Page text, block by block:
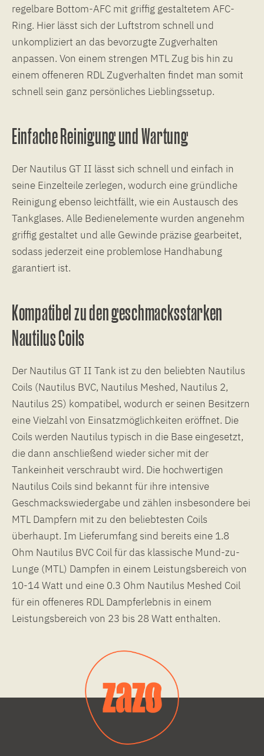
regelbare Bottom-AFC mit griffig gestaltetem AFC-
Ring. Hier lässt sich der Luftstrom schnell und
unkompliziert an das bevorzugte Zugverhalten
anpassen. Von einem strengen MTL Zug bis hin zu
einem offeneren RDL Zugverhalten findet man somit
schnell sein ganz persönliches Lieblingssetup.
Einfache Reinigung und Wartung
Der Nautilus GT II lässt sich schnell und einfach in
seine Einzelteile zerlegen, wodurch eine gründliche
Reinigung ebenso leichtfällt, wie ein Austausch des
Tankglases. Alle Bedienelemente wurden angenehm
griffig gestaltet und alle Gewinde präzise gearbeitet,
sodass jederzeit eine problemlose Handhabung
garantiert ist.
Kompatibel zu den geschmacksstarken
Nautilus Coils
Der Nautilus GT II Tank ist zu den beliebten Nautilus
Coils (Nautilus BVC, Nautilus Meshed, Nautilus 2,
Nautilus 2S) kompatibel, wodurch er seinen Besitzern
eine Vielzahl von Einsatzmöglichkeiten eröffnet. Die
Coils werden Nautilus typisch in die Base eingesetzt,
die dann anschließend wieder sicher mit der
Tankeinheit verschraubt wird. Die hochwertigen
Nautilus Coils sind bekannt für ihre intensive
Geschmackswiedergabe und zählen insbesondere bei
MTL Dampfern mit zu den beliebtesten Coils
überhaupt. Im Lieferumfang sind bereits eine 1.8
Ohm Nautilus BVC Coil für das klassische Mund-zu-
Lunge (MTL) Dampfen in einem Leistungsbereich von
10-14 Watt und eine 0.3 Ohm Nautilus Meshed Coil
für ein offeneres RDL Dampferlebnis in einem
Leistungsbereich von 23 bis 28 Watt enthalten.